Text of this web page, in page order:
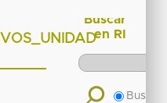
Buscar
en RI
Buscar